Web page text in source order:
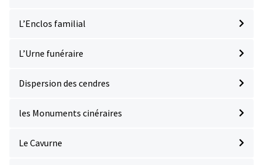
L’Enclos familial
L’Urne funéraire
Dispersion des cendres
les Monuments cinéraires
Le Cavurne